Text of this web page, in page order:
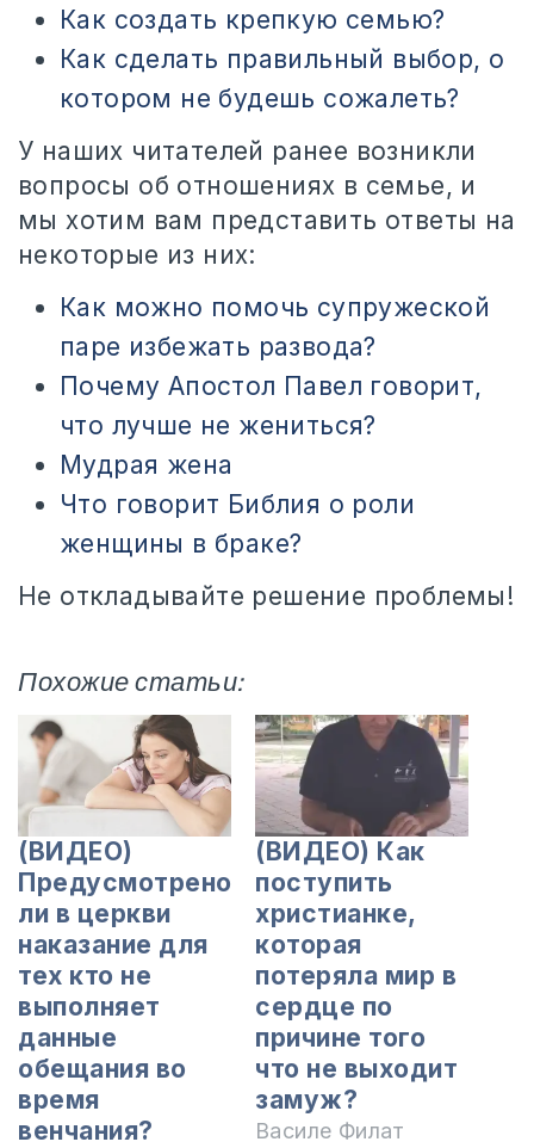
Как создать крепкую семью?
Как сделать правильный выбор, о
котором не будешь сожалеть?
У наших читателей ранее возникли
вопросы об отношениях в семье, и
мы хотим вам представить ответы на
некоторые из них:
Как можно помочь супружеской
паре избежать развода?
Почему Апостол Павел говорит,
что лучше не жениться?
Мудрая жена
Что говорит Библия о роли
женщины в браке?
Не откладывайте решение проблемы!
Похожие статьи:
(ВИДЕО)
Предусмотрено
ли в церкви
наказание для
тех кто не
выполняет
данные
обещания во
время
венчания?
(ВИДЕО) Как
поступить
христианке,
которая
потеряла мир в
сердце по
причине того
что не выходит
замуж?
Василе Филат